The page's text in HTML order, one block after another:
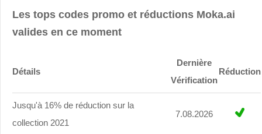
Les tops codes promo et réductions Moka.ai
valides en ce moment
Détails
Dernière
Vérification
Réduction
Jusqu'à 16% de réduction sur la
collection 2021
7.08.2026